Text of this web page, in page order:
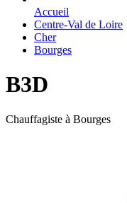
Accueil
Centre-Val de Loire
Cher
Bourges
B3D
Chauffagiste à Bourges